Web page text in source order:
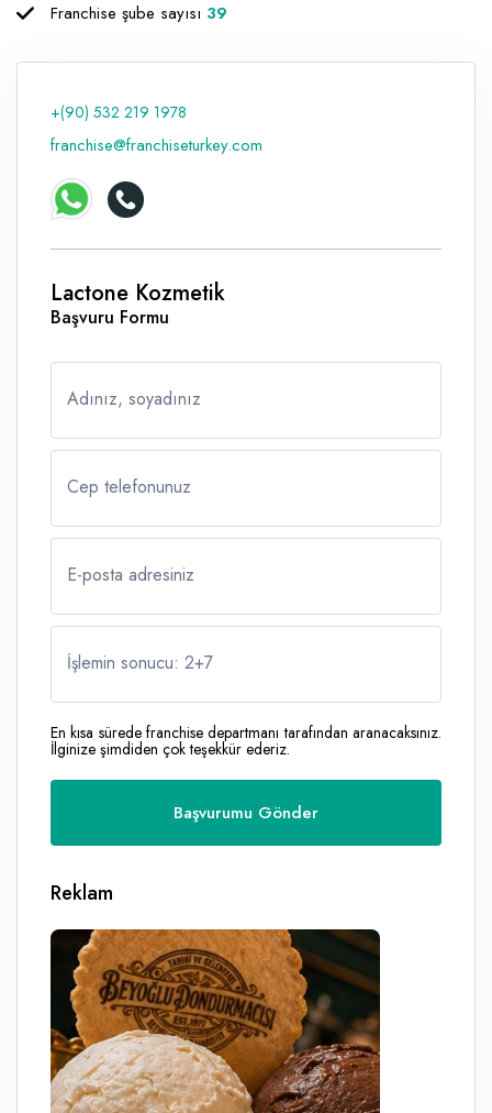
Raf ve Depo Sistemleri
Reklam - Tanıtım - PR ve İnternet
Seyahat - Rent A Car
Tabela - Dijital Baskı
Franchise şube sayısı 39
+(90) 532 219 1978
franchise@franchiseturkey.com
Lactone Kozmetik
Başvuru Formu
Adınız, soyadınız
Cep telefonunuz
E-posta adresiniz
İşlemin sonucu: 2+7
En kısa sürede franchise departmanı tarafından aranacaksınız.
İlginize şimdiden çok teşekkür ederiz.
Reklam